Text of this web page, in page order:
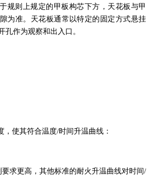
规则上规定的甲板构芯下方，天花板与甲
为准。天花板通常以特定的固定方式悬挂
孔作为观察和出入口。
，使其符合温度/时间升温曲线：
求更高，其他标准的耐火升温曲线对时间/